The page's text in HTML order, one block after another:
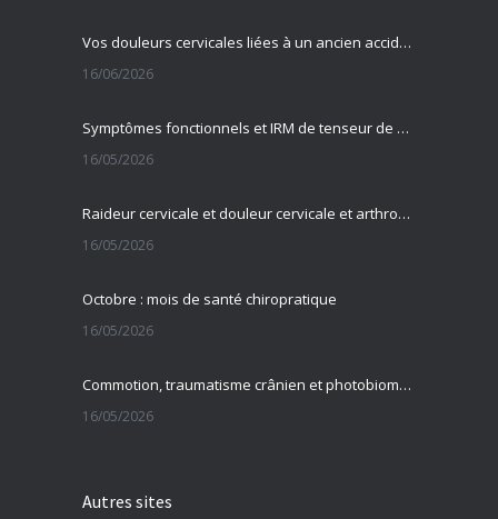
Vos douleurs cervicales liées à un ancien accident ?
16/06/2026
Symptômes fonctionnels et IRM de tenseur de diffusion
16/05/2026
Raideur cervicale et douleur cervicale et arthrose cervicale
16/05/2026
Octobre : mois de santé chiropratique
16/05/2026
Commotion, traumatisme crânien et photobiomodulation transcrânienne
16/05/2026
Autres sites